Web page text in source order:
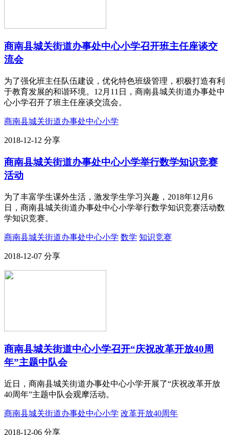
商南县城关街道办事处中心小学召开班主任座谈交
流会
为了强化班主任队伍建设，优化特色班级管理，积极打造有利
于教育发展的和谐环境。12月11日，商南县城关街道办事处中
心小学召开了班主任座谈交流会。
商南县城关街道办事处中心小学
2018-12-12 分享
商南县城关街道办事处中心小学举行数学知识竞赛
活动
为了丰富学生课外生活，激发学生学习兴趣，2018年12月6
日，商南县城关街道办事处中心小学举行数学知识竞赛活动数
学知识竞赛。
商南县城关街道办事处中心小学 数学 知识竞赛
2018-12-07 分享
商南县城关街道中心小学召开“庆祝改革开放40周
年”主题中队会
近日，商南县城关街道办事处中心小学开展了“庆祝改革开放
40周年”主题中队会观摩活动。
商南县城关街道办事处中心小学 改革开放40周年
2018-12-06 分享